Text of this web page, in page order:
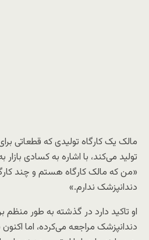
مالک یک کارگاه تولیدی که قطعاتی
تولید می‌کند، با اشاره به کسادی بازار
«من که مالک کارگاه هستم و چند
دندانپزشک ندارم.»
او تاکید دارد در گذشته به طور منظم
دندانپزشک مراجعه می‌کرده، اما